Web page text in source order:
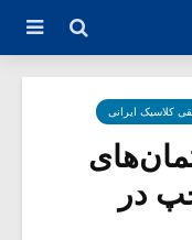
کلاسیک ایرانی
در